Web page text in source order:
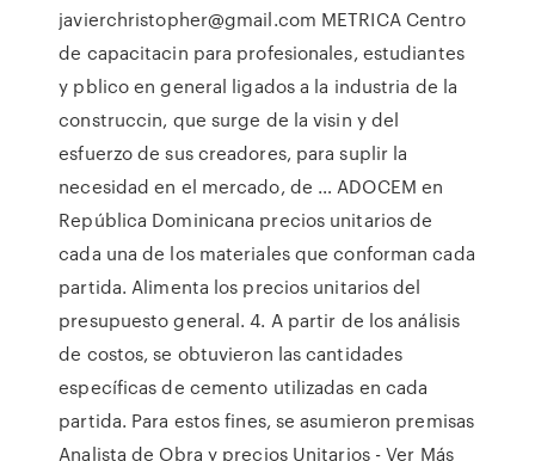
javierchristopher@gmail.com METRICA Centro
de capacitacin para profesionales, estudiantes
y pblico en general ligados a la industria de la
construccin, que surge de la visin y del
esfuerzo de sus creadores, para suplir la
necesidad en el mercado, de … ADOCEM en
República Dominicana precios unitarios de
cada una de los materiales que conforman cada
partida. Alimenta los precios unitarios del
presupuesto general. 4. A partir de los análisis
de costos, se obtuvieron las cantidades
específicas de cemento utilizadas en cada
partida. Para estos fines, se asumieron premisas
Analista de Obra y precios Unitarios - Ver Más